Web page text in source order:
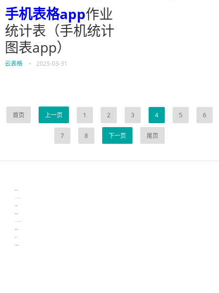
手机表格app作业
统计表（手机统计
图表app）
云表格 • 2025-03-31
首页 上一页 1 2 3 4 5 6
7 8 下一页 尾页